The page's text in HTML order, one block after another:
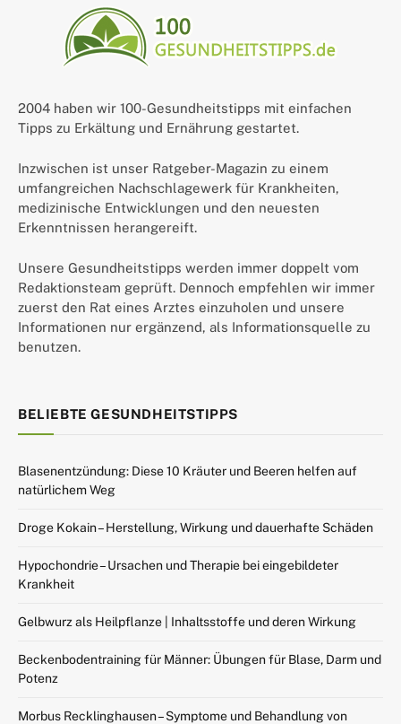
2004 haben wir 100-Gesundheitstipps mit einfachen
Tipps zu Erkältung und Ernährung gestartet.
Inzwischen ist unser Ratgeber-Magazin zu einem
umfangreichen Nachschlagewerk für Krankheiten,
medizinische Entwicklungen und den neuesten
Erkenntnissen herangereift.
Unsere Gesundheitstipps werden immer doppelt vom
Redaktionsteam geprüft. Dennoch empfehlen wir immer
zuerst den Rat eines Arztes einzuholen und unsere
Informationen nur ergänzend, als Informationsquelle zu
benutzen.
BELIEBTE GESUNDHEITSTIPPS
Blasenentzündung: Diese 10 Kräuter und Beeren helfen auf
natürlichem Weg
Droge Kokain – Herstellung, Wirkung und dauerhafte Schäden
Hypochondrie – Ursachen und Therapie bei eingebildeter
Krankheit
Gelbwurz als Heilpflanze | Inhaltsstoffe und deren Wirkung
Beckenbodentraining für Männer: Übungen für Blase, Darm und
Potenz
Morbus Recklinghausen – Symptome und Behandlung von